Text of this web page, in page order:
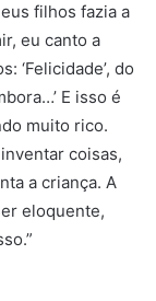
filhos fazia a
eu canto a
‘Felicidade’, do
E isso é
muito rico.
coisas,
a criança. A
eloquente,